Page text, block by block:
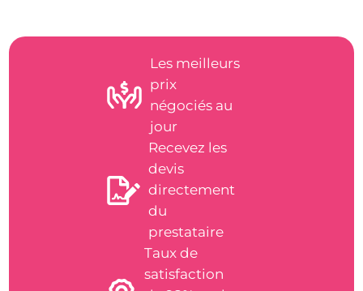
Les meilleurs
prix
négociés au
jour
Recevez les
devis
directement
du
prestataire
Taux de
satisfaction